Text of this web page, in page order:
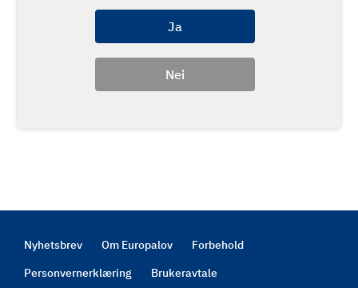
Footer
Nyhetsbrev Om Europalov
Forbehold
Personvernerklæring
Brukeravtale